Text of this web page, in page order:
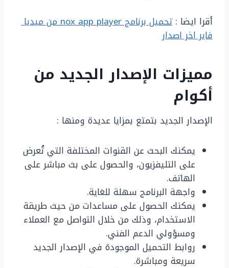
أقرا ايضا :
تحميل برنامج nox app player من ميديا ​​
فاير اخر اصدار
مميزات الإصدار الجديد من
أكوام
الإصدار الجديد بتمتع بمزايا عديدة ومنها :
يمكنك البحث عن القنوات المختلفة التي تُعرض
على التليفزيون، والحصول على بث مباشر على
الهاتف.
واجهة البرنامج سهلة للغاية.
يمكنك الحصول على مساعدات من حيث طريقة
الاستخدام، وذلك من خلال التواصل مع العملاء
ومسؤولي الدعم الفني.
روابط التحميل الموجودة في الإصدار الجديد
سريعة ومباشرة.